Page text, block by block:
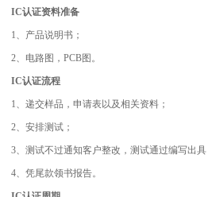
IC认证资料准备
1、产品说明书；
2、电路图，PCB图。
IC认证流程
1、递交样品，申请表以及相关资料；
2、安排测试；
3、测试不过通知客户整改，测试通过编写出具
4、凭尾款领书报告。